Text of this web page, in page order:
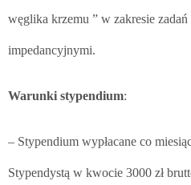
węglika krzemu ” w zakresie
impedancyjnymi.
Warunki stypendium:
– Stypendium wypłacane co
Stypendystą w kwocie 3000 zł